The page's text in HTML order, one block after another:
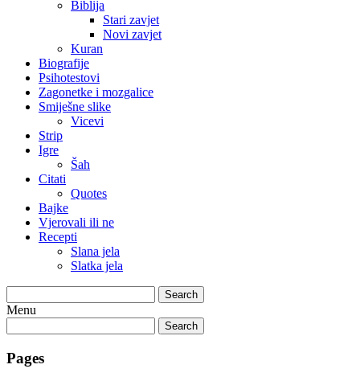
Biblija
Stari zavjet
Novi zavjet
Kuran
Biografije
Psihotestovi
Zagonetke i mozgalice
Smiješne slike
Vicevi
Strip
Igre
Šah
Citati
Quotes
Bajke
Vjerovali ili ne
Recepti
Slana jela
Slatka jela
Search
Menu
Search
Pages